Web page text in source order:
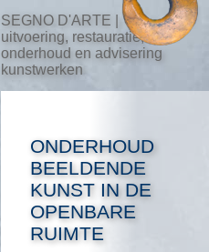
SEGNO D'ARTE |
uitvoering, restauratie,
onderhoud en advisering
kunstwerken
ONDERHOUD
BEELDENDE
KUNST IN DE
OPENBARE
RUIMTE